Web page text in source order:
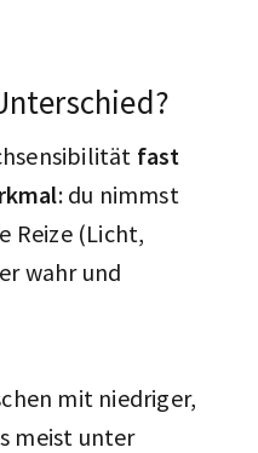
fast
: du nimmst
Reize (Licht,
wahr und
mit niedriger,
meist unter